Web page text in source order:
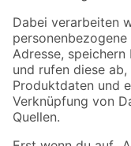
Zahlungsarten
Sicher einkaufen